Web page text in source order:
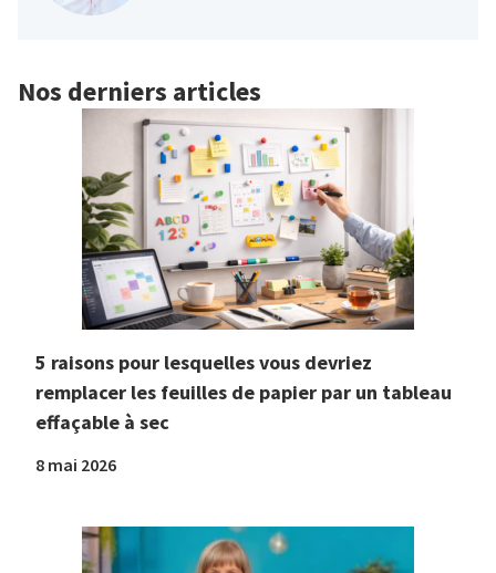
Nos derniers articles
5 raisons pour lesquelles vous devriez
remplacer les feuilles de papier par un tableau
effaçable à sec
8 mai 2026